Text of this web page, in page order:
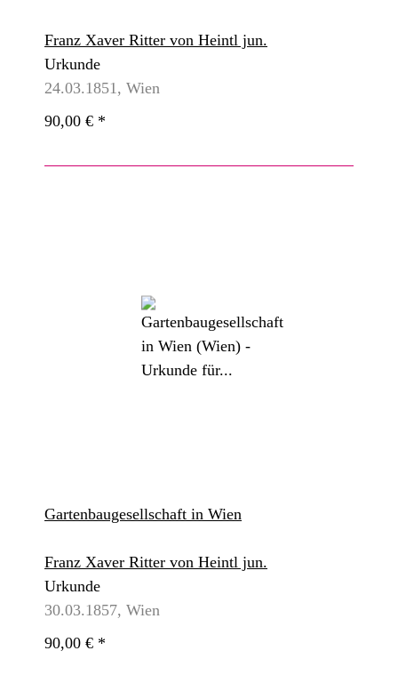
Franz Xaver Ritter von Heintl jun.
Urkunde
24.03.1851, Wien
90,00 € *
Gartenbaugesellschaft in Wien
Franz Xaver Ritter von Heintl jun.
Urkunde
30.03.1857, Wien
90,00 € *